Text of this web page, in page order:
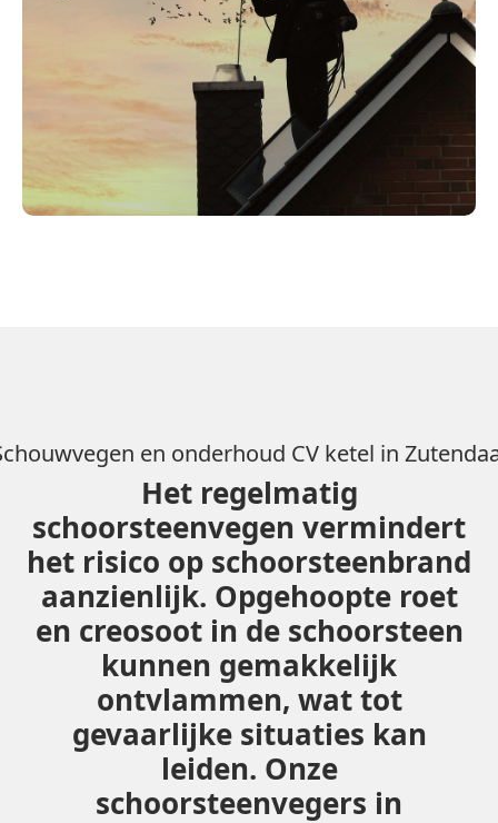
en onderhoud CV ketel in
Het regelmatig
schoorsteenvegen vermindert
het risico op schoorsteenbrand
aanzienlijk. Opgehoopte roet
en creosoot in de schoorsteen
kunnen gemakkelijk
ontvlammen, wat tot
gevaarlijke situaties kan
leiden. Onze
schoorsteenvegers in